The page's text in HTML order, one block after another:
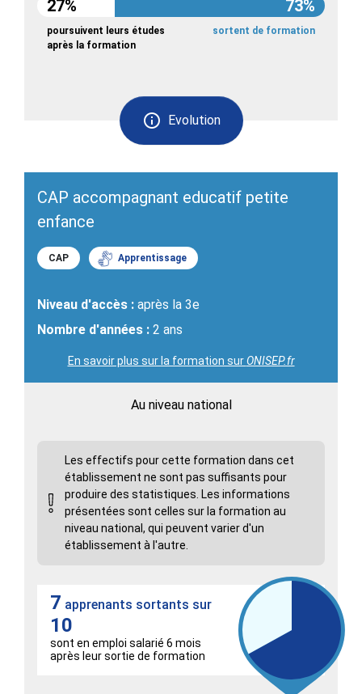
Evolution
27% 73%
poursuivent leurs études
après la formation
sortent de formation
CAP accompagnant educatif petite
enfance
CAP Apprentissage
Niveau d'accès : après la 3e
Nombre d'années : 2 ans
En savoir plus sur la formation surONISEP.fr
Au niveau national
Les effectifs pour cette formation dans cet
établissement ne sont pas suffisants pour
produire des statistiques. Les informations
présentées sont celles sur la formation au
niveau national, qui peuvent varier d'un
établissement à l'autre.
7 apprenants sortants sur
10
sont en emploi salarié 6 mois
après leur sortie de formation